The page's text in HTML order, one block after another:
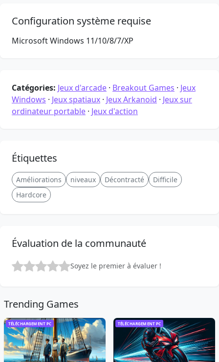
Configuration système requise
Microsoft Windows 11/10/8/7/XP
Catégories: Jeux d'arcade · Breakout Games · Jeux
Windows · Jeux spatiaux · Jeux Arkanoid · Jeux sur
ordinateur portable · Jeux d'action
Étiquettes
Améliorations niveaux Décontracté
Difficile
Hardcore
Évaluation de la communauté
Soyez le premier à évaluer !
Trending Games
TÉLÉCHARGEMENT PC TÉLÉCHARGEMENT PC